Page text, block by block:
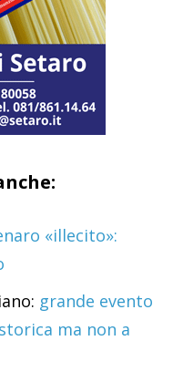
«illecito»:
grande evento
ma non a